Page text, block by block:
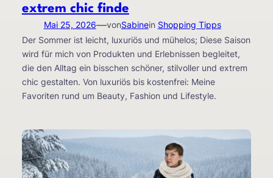
extrem chic finde
Mai 25, 2026—vonSabinein Shopping Tipps
Der Sommer ist leicht, luxuriös und mühelos; Diese Saison
wird für mich von Produkten und Erlebnissen begleitet,
die den Alltag ein bisschen schöner, stilvoller und extrem
chic gestalten. Von luxuriös bis kostenfrei: Meine
Favoriten rund um Beauty, Fashion und Lifestyle.